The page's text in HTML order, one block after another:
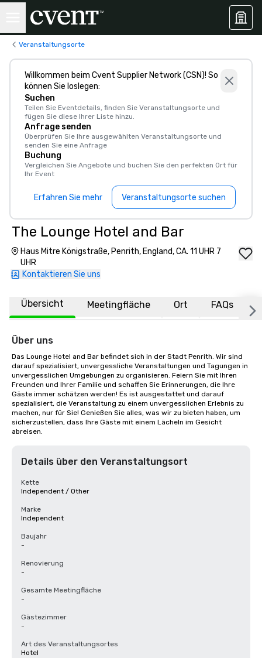
Veranstaltungsorte
Willkommen beim Cvent Supplier Network (CSN)! So
können Sie loslegen:
Suchen
Teilen Sie Eventdetails, finden Sie Veranstaltungsorte und
fügen Sie diese Ihrer Liste hinzu.
Anfrage senden
Überprüfen Sie Ihre ausgewählten Veranstaltungsorte und
senden Sie eine Anfrage
Buchung
Vergleichen Sie Angebote und buchen Sie den perfekten Ort für
Ihr Event
Erfahren Sie mehr Veranstaltungsorte suchen
The Lounge Hotel and Bar
Haus Mitre Königstraße, Penrith, England, CA. 11 UHR 7
UHR
Kontaktieren Sie uns
Übersicht Meetingfläche Ort FAQs
Über uns
Das Lounge Hotel and Bar befindet sich in der Stadt Penrith. Wir sind
darauf spezialisiert, unvergessliche Veranstaltungen und Tagungen in
unvergesslichen Umgebungen zu organisieren. Feiern Sie mit Ihren
Freunden und Ihrer Familie und schaffen Sie Erinnerungen, die Ihre
Gäste immer schätzen werden! Es ist ausgestattet und darauf
spezialisiert, die Veranstaltung zu einem unvergesslichen Erlebnis zu
machen, nur für Sie! Genießen Sie alles, was wir zu bieten haben, um
sicherzustellen, dass Ihre Gäste mit einem Lächeln im Gesicht
abreisen.
Details über den Veranstaltungsort
Kette
Independent / Other
Marke
Independent
Baujahr
-
Renovierung
-
Gesamte Meetingfläche
-
Gästezimmer
-
Art des Veranstaltungsortes
Hotel